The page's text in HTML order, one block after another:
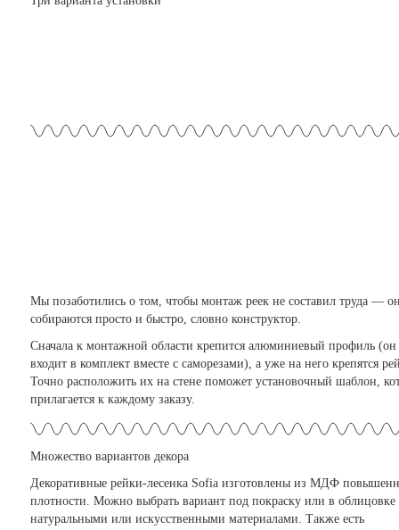
Мы позаботились о том, чтобы монтаж реек не составил труда —
собираются просто и быстро, словно конструктор.
Сначала к монтажной области крепится алюминиевый профиль (он
входит в комплект вместе с саморезами), а уже на него крепятся
Точно расположить их на стене поможет установочный шаблон,
прилагается к каждому заказу.
Множество вариантов декора
Декоративные рейки-лесенка Sofia изготовлены из МДФ
плотности. Можно выбрать вариант под покраску или в облицовке
натуральными или искусственными материалами. Также есть